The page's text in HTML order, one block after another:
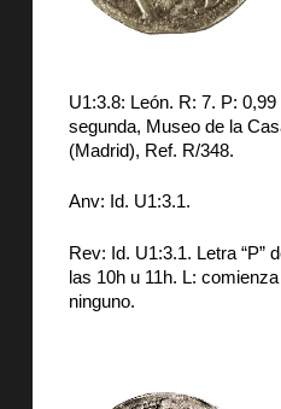
U1:3.8: León. R: 7. P:
segunda, Museo de la
(Madrid), Ref. R/348.
Anv: Id. U1:3.1.
Rev: Id. U1:3.1. Letra “P”
las 10h u 11h. L:
ninguno.